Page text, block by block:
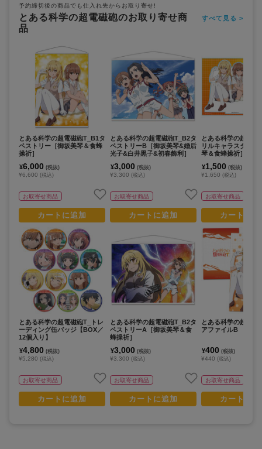
予約締切後の商品でも仕入れ先からお取り寄せ!
とある科学の超電磁砲のお取り寄せ商
品
すべて見る >
とある科学の超電磁砲T_B1タ
ペストリー［御坂美琴＆食蜂
操祈］
¥6,000 (税抜)
¥6,600 (税込)
お取寄せ商品
カートに追加
とある科学の超電磁砲T_トレ
ーディング缶バッジ【BOX／
12個入り】
¥4,800 (税抜)
¥5,280 (税込)
お取寄せ商品
カートに追加
とある科学の超電磁砲T_B2タ
ペストリーB［御坂美琴&婚后
光子&白井黒子&初春飾利］
¥3,000 (税抜)
¥3,300 (税込)
お取寄せ商品
カートに追加
とある科学の超電磁砲T_B2タ
ペストリーA［御坂美琴＆食
蜂操祈］
¥3,000 (税抜)
¥3,300 (税込)
お取寄せ商品
カートに追加
とある科学の超電磁
リルキャラスタンド
琴＆食蜂操祈］
¥1,500 (税抜)
¥1,650 (税込)
お取寄せ商品
カートに
とある科学の超電磁
アファイルB
¥400 (税抜)
¥440 (税込)
お取寄せ商品
カートに